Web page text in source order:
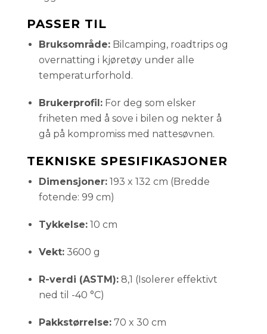
PASSER TIL
Bruksområde: Bilcamping, roadtrips og
overnatting i kjøretøy under alle
temperaturforhold.
Brukerprofil: For deg som elsker
friheten med å sove i bilen og nekter å
gå på kompromiss med nattesøvnen.
TEKNISKE SPESIFIKASJONER
Dimensjoner: 193 x 132 cm (Bredde
fotende: 99 cm)
Tykkelse: 10 cm
Vekt: 3600 g
R-verdi (ASTM): 8,1 (Isolerer effektivt
ned til -40 °C)
Pakkstørrelse: 70 x 30 cm